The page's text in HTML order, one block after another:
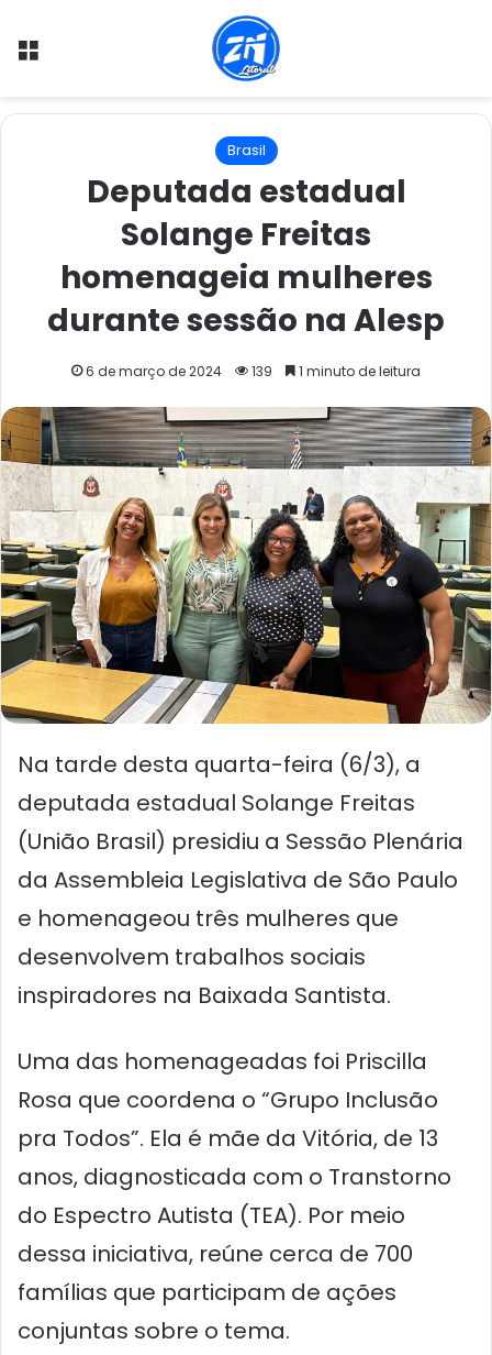
Menu
Brasil
Deputada estadual
Solange Freitas
homenageia mulheres
durante sessão na Alesp
6 de março de 2024 139 1 minuto de leitura
Na tarde desta quarta-feira (6/3), a
deputada estadual Solange Freitas
(União Brasil) presidiu a Sessão Plenária
da Assembleia Legislativa de São Paulo
e homenageou três mulheres que
desenvolvem trabalhos sociais
inspiradores na Baixada Santista.
Uma das homenageadas foi Priscilla
Rosa que coordena o “Grupo Inclusão
pra Todos”. Ela é mãe da Vitória, de 13
anos, diagnosticada com o Transtorno
do Espectro Autista (TEA). Por meio
dessa iniciativa, reúne cerca de 700
famílias que participam de ações
conjuntas sobre o tema.